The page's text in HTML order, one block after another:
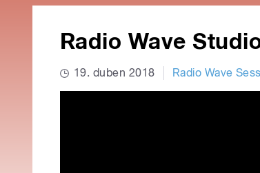
Radio Wave
19. duben 2018 Radio Wave